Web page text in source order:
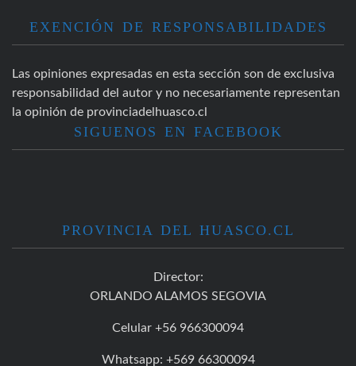
EXENCIÓN DE RESPONSABILIDADES
Las opiniones expresadas en esta sección son de exclusiva
responsabilidad del autor y no necesariamente representan
la opinión de provinciadelhuasco.cl
SIGUENOS EN FACEBOOK
PROVINCIA DEL HUASCO.CL
Director:
ORLANDO ALAMOS SEGOVIA
Celular +56 966300094
Whatsapp: +569 66300094